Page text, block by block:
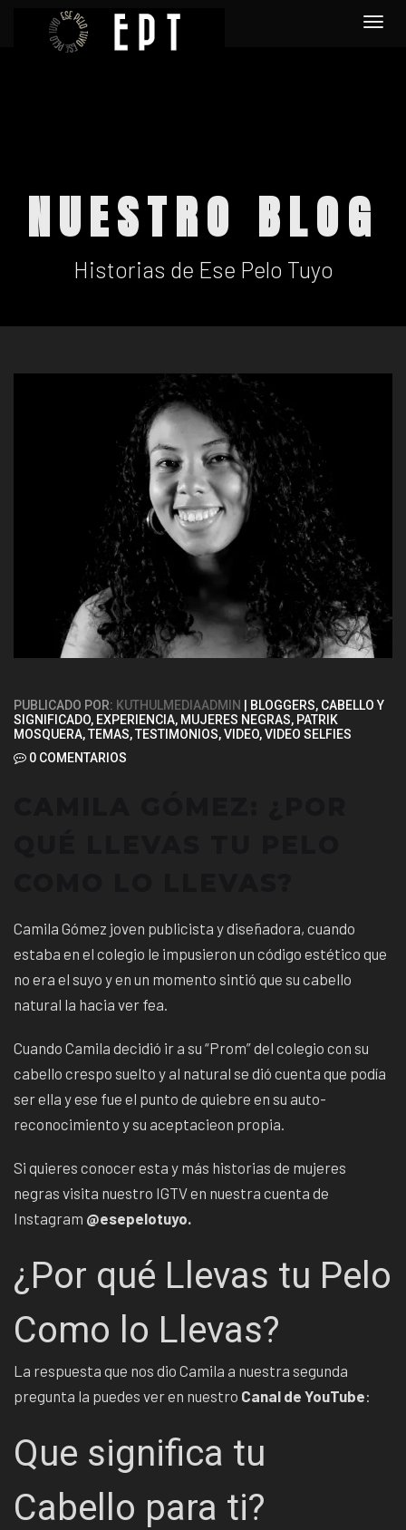
NUESTRO BLOG
Historias de Ese Pelo Tuyo
PUBLICADO POR: KUTHULMEDIAADMIN BLOGGERS, CABELLO Y
SIGNIFICADO, EXPERIENCIA, MUJERES NEGRAS, PATRIK
MOSQUERA,TEMAS,TESTIMONIOS,VIDEO,VIDEO SELFIES
0 COMENTARIOS
Camila Gómez joven publicista y diseñadora, cuando
estaba en el colegio le impusieron un código estético que
no era el suyo y en un momento sintió que su cabello
natural la hacia ver fea.
Cuando Camila decidió ir a su “Prom” del colegio con su
cabello crespo suelto y al natural se dió cuenta que podía
ser ella y ese fue el punto de quiebre en su auto-
reconocimiento y su aceptacieon propia.
Si quieres conocer esta y más historias de mujeres
negras visita nuestro IGTV en nuestra cuenta de
Instagram @esepelotuyo.
¿Por qué Llevas tu Pelo
Como lo Llevas?
La respuesta que nos dio Camila a nuestra segunda
pregunta la puedes ver en nuestro Canal de YouTube:
Que significa tu
Cabello para ti?